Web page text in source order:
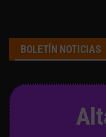
BOLETÍN NOTICIAS